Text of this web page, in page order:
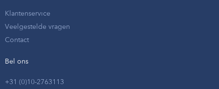
Klantenservice
Veelgestelde vragen
Contact
Bel ons
+31 (0)10-2763113